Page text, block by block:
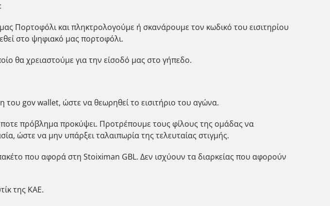
Πορτοφόλι και πληκτρολογούμε ή σκανάρουμε τον κωδικό του εισιτηρίου
στο ψηφιακό μας πορτοφόλι.
θα χρειαστούμε για την είσοδό μας στο γήπεδο.
του gov wallet, ώστε να θεωρηθεί το εισιτήριο του αγώνα.
πρόβλημα προκύψει. Προτρέπουμε τους φίλους της ομάδας να
ώστε να μην υπάρξει ταλαιπωρία της τελευταίας στιγμής.
που αφορά στη Stoiximan GBL. Δεν ισχύουν τα διαρκείας που αφορούν
της ΚΑΕ.